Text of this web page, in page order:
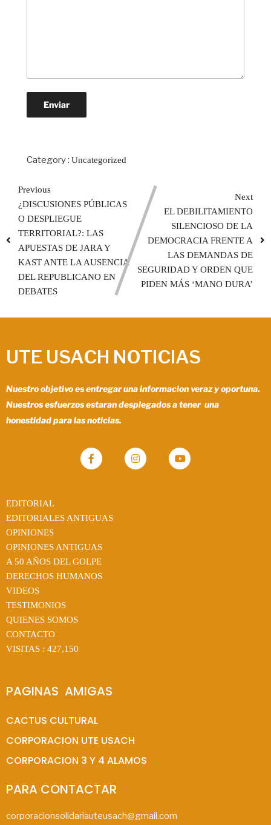
Category : Uncategorized
Previous
¿DISCUSIONES PÚBLICAS
O DESPLIEGUE
TERRITORIAL?: LAS
APUESTAS DE JARA Y
KAST ANTE LA AUSENCIA
DEL REPUBLICANO EN
DEBATES
Next
EL DEBILITAMIENTO
SILENCIOSO DE LA
DEMOCRACIA FRENTE A
LAS DEMANDAS DE
SEGURIDAD Y ORDEN QUE
PIDEN MÁS ‘MANO DURA’
UTE USACH NOTICIAS
Nuestro objetivo es entregar una informacion veraz y oportuna.
Nuestros esfuerzos estaran desplegados a tener una
honestidad para las noticias.
EDITORIAL
EDITORIALES ANTIGUAS
OPINIONES
OPINIONES ANTIGUAS
A 50 AÑOS DEL GOLPE
DERECHOS HUMANOS
VIDEOS
TESTIMONIOS
QUIENES SOMOS
CONTACTO
VISITAS : 427,150
PAGINAS  AMIGAS
CACTUS CULTURAL
CORPORACION UTE USACH
CORPORACION 3 Y 4 ALAMOS
PARA CONTACTAR
corporacionsolidariauteusach@gmail.com